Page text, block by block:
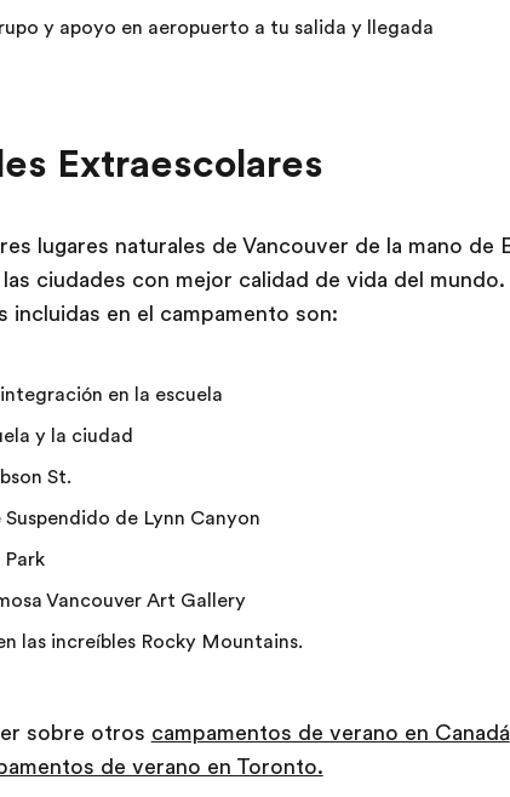
y apoyo en aeropuerto a tu salida y llegada
Extraescolares
lugares naturales de Vancouver de la mano de
ciudades con mejor calidad de vida del mundo.
incluidas en el campamento son:
en la escuela
y la ciudad
St.
de Lynn Canyon
Vancouver Art Gallery
las increíbles Rocky Mountains.
sobre otros campamentos de verano en Canadá
de verano en Toronto.